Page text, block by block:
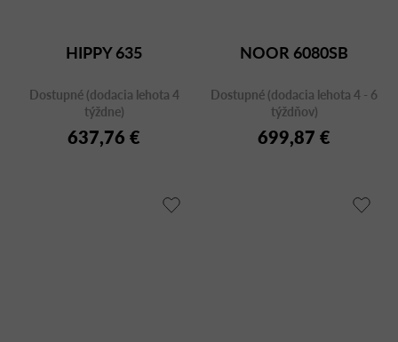
HIPPY 635
Dostupné (dodacia lehota 4
týždne)
637,76 €
NOOR 6080SB
Dostupné (dodacia lehota 4 - 6
týždňov)
699,87 €